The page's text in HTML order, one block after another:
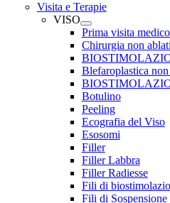
Visita e Terapie
VISO
Prima visita
Chirurgia non
Blefaroplastica
Botulino
Peeling
Ecografia del Viso
Esosomi
Filler
Filler Labbra
Filler Radiesse
Fili di
Fili di Sospensione